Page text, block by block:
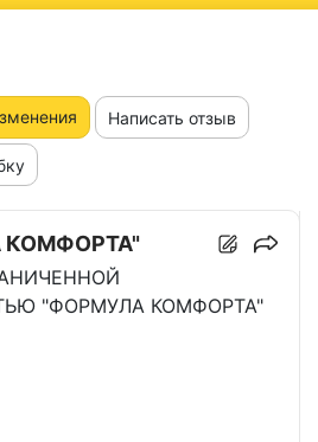
Написать отзыв
"ФОРМУЛА КОМФОРТА"